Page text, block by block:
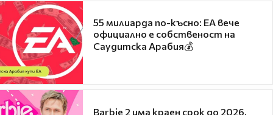
55 милиарда по-късно: EA вече
официално е собственост на
Саудитска Арабия💰
Barbie 2 има краен срок до 2026,